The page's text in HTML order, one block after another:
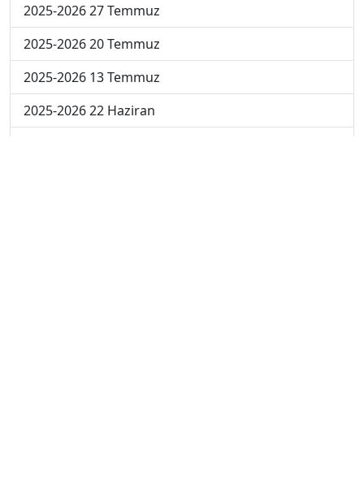
2025-2026 27 Temmuz
2025-2026 20 Temmuz
2025-2026 13 Temmuz
2025-2026 22 Haziran